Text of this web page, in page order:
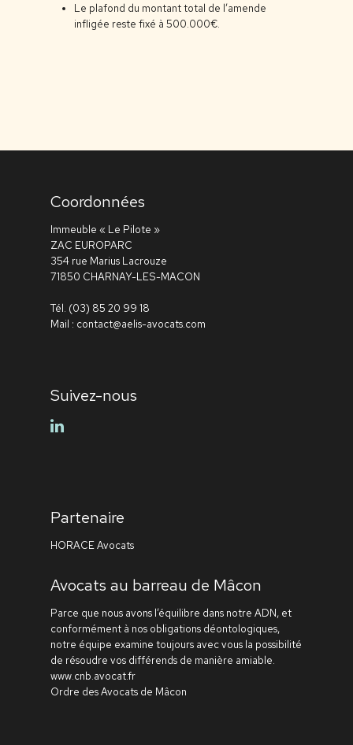
Le plafond du montant total de l’amende
infligée reste fixé à 500.000€.
Coordonnées
Immeuble « Le Pilote »
ZAC EUROPARC
354 rue Marius Lacrouze
71850 CHARNAY-LES-MACON
Tél. (03) 85 20 99 18
Mail : contact@aelis-avocats.com
Suivez-nous
linkedin
Partenaire
HORACE Avocats
Avocats au barreau de Mâcon
Parce que nous avons l’équilibre dans notre ADN, et
conformément à nos obligations déontologiques,
notre équipe examine toujours avec vous la possibilité
de résoudre vos différends de manière amiable.
www.cnb.avocat.fr
Ordre des Avocats de Mâcon